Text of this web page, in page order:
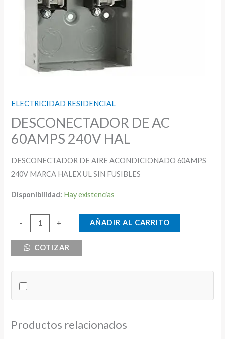
ELECTRICIDAD RESIDENCIAL
DESCONECTADOR DE AC
60AMPS 240V HAL
DESCONECTADOR DE AIRE ACONDICIONADO 60AMPS
240V MARCA HALEX UL SIN FUSIBLES
Disponibilidad: Hay existencias
-
DESCONECTADOR
HAL
cantidad
+ AÑADIR AL CARRITO
COTIZAR
Productos relacionados